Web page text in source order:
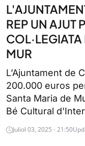
REP UN AJUT
MUR
L’Ajuntament de
200.000 euros
Santa Maria de
Bé Cultural
Juliol 03, 2025 - 21:50